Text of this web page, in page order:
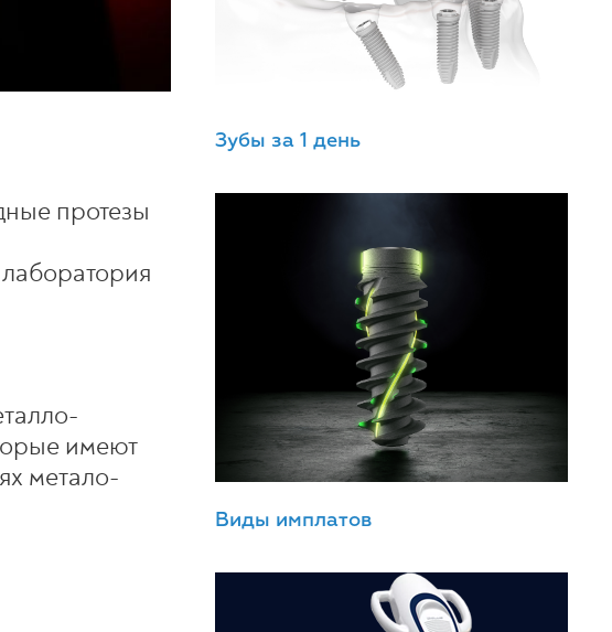
протезы
имеют
метало-
Зубы за 1 день
Виды имплатов